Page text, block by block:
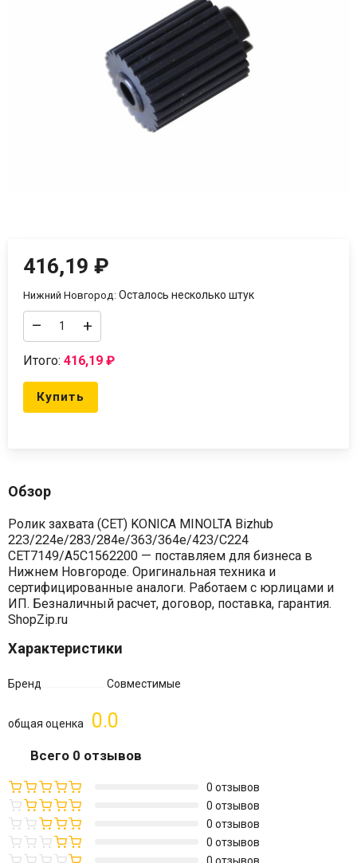
416,19₽
Нижний Новгород: Осталось несколько штук
– +
Итого:416,19₽
Купить
Обзор
Ролик захвата (CET) KONICA MINOLTA Bizhub
223/224e/283/284e/363/364e/423/C224
CET7149/A5C1562200 — поставляем для бизнеса в
Нижнем Новгороде. Оригинальная техника и
сертифицированные аналоги. Работаем с юрлицами и
ИП. Безналичный расчет, договор, поставка, гарантия.
ShopZip.ru
Характеристики
Бренд Совместимые
0.0
общая оценка
Всего 0 отзывов
0 отзывов
0 отзывов
0 отзывов
0 отзывов
0 отзывов